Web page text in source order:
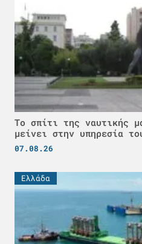
Το σπίτι της ναυτικής
μείνει στην υπηρεσία
07.08.26
Ελλάδα